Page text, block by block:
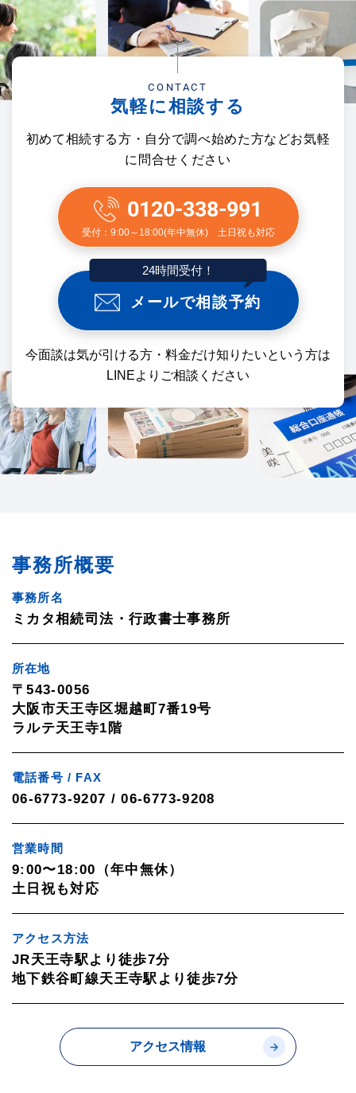
CONTACT
気軽に相談する
初めて相続する方・自分で調べ始めた方などお気軽
に問合せください
0120-338-991
受付：9:00～18:00(年中無休) 土日祝も対応
24時間受付！
メールで相談予約
今面談は気が引ける方・料金だけ知りたいという方は
LINEよりご相談ください
事務所概要
事務所名
ミカタ相続司法・行政書士事務所
所在地
〒543-0056
大阪市天王寺区堀越町7番19号
ラルテ天王寺1階
電話番号 / FAX
06-6773-9207 / 06-6773-9208
営業時間
9:00〜18:00（年中無休）
土日祝も対応
アクセス方法
JR天王寺駅より徒歩7分
地下鉄谷町線天王寺駅より徒歩7分
アクセス情報